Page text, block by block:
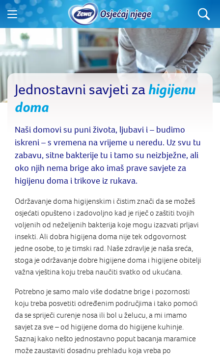
Jednostavni savjeti zahigijenu
doma
Naši domovi su puni života, ljubavi i – budimo
iskreni – s vremena na vrijeme u neredu. Uz svu tu
zabavu, sitne bakterije tu i tamo su neizbježne, ali
oko njih nema brige ako imaš prave savjete za
higijenu doma i trikove iz rukava.
Održavanje doma higijenskim i čistim znači da se možeš
osjećati opušteno i zadovoljno kad je riječ o zaštiti tvojih
voljenih od neželjenih bakterija koje mogu izazvati prljavi
insekti. Ali dobra higijena doma nije tek odgovornost
jedne osobe, to je timski rad. Naše zdravlje je naša sreća,
stoga je održavanje dobre higijene doma i higijene obitelji
važna vještina koju treba naučiti svatko od ukućana.
Potrebno je samo malo više dodatne brige i pozornosti
koju treba posvetiti određenim područjima i tako pomoći
da se spriječi curenje nosa ili bol u želucu, a mi imamo
savjet za sve – od higijene doma do higijene kuhinje.
Saznaj kako nešto jednostavno poput bacanja maramice
može zaustaviti dosadnu prehladu koja vreba po